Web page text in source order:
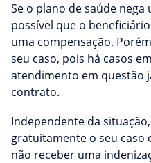
Se o plano de saúde
possível que o
uma compensação.
seu caso, pois há casos
atendimento em questão
contrato.
Independente da
gratuitamente o seu caso
não receber uma